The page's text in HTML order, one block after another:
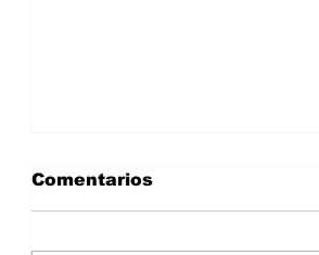
Comentarios